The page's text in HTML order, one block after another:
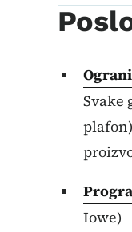
Svake
Iowe)